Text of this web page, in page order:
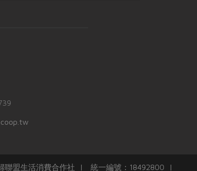
聯盟生活消費合作社 | 統一編號：18492800 |